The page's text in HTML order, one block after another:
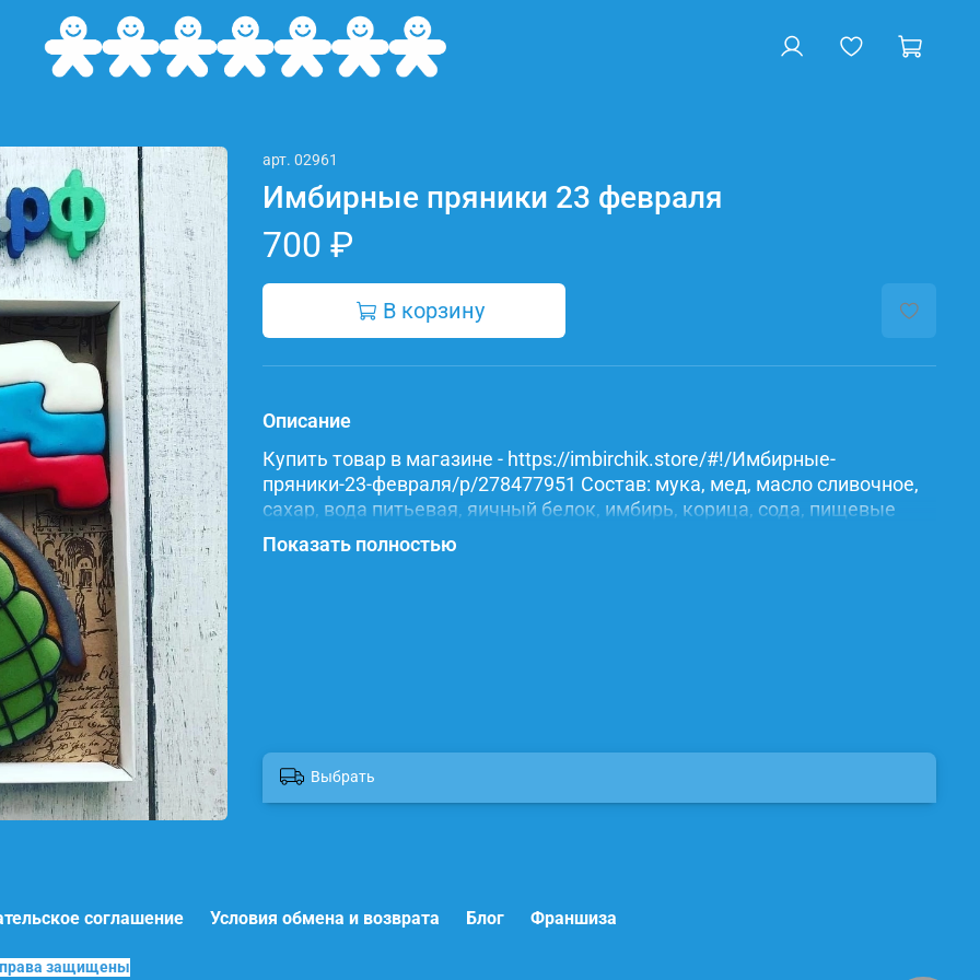
арт. 02961
Имбирные пряники 23 февраля
700 ₽
В корзину
Описание
Купить товар в магазине - https://imbirchik.store/#!/Имбирные-
пряники-23-февраля/p/278477951 Состав: мука, мед, масло сливочное,
сахар, вода питьевая, яичный белок, имбирь, корица, сода, пищевые
красители.
Показать полностью
Выбрать
соглашение Условия обмена и возврата Блог Франшиза
права защищены